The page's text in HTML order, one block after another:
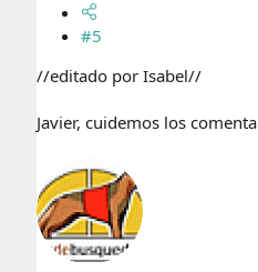
#5
//editado por Isabel//
Javier, cuidemos los